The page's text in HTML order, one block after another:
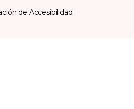
de Accesibilidad